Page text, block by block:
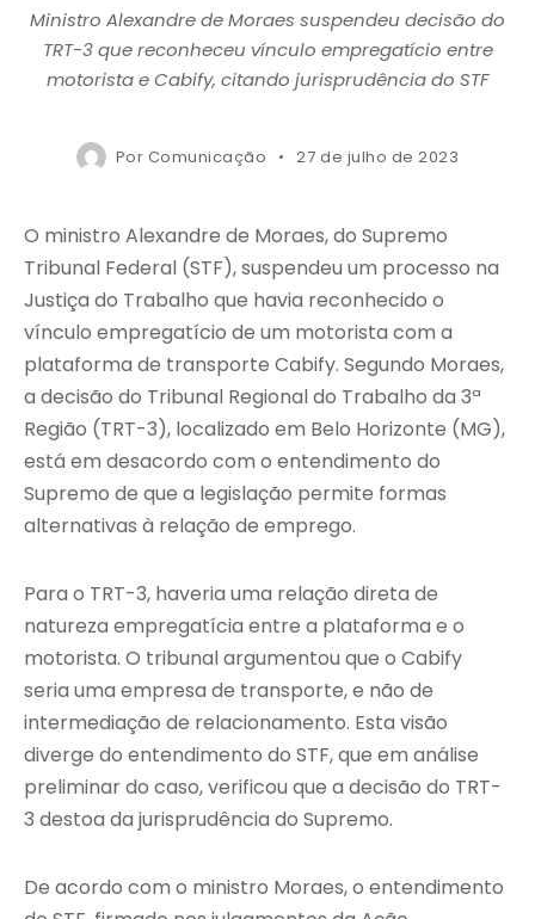
Ministro Alexandre de Moraes suspendeu decisão do
TRT-3 que reconheceu vínculo empregatício entre
motorista e Cabify, citando jurisprudência do STF
Por Comunicação 27 de julho de 2023
O ministro Alexandre de Moraes, do Supremo
Tribunal Federal (STF), suspendeu um processo na
Justiça do Trabalho que havia reconhecido o
vínculo empregatício de um motorista com a
plataforma de transporte Cabify. Segundo Moraes,
a decisão do Tribunal Regional do Trabalho da 3ª
Região (TRT-3), localizado em Belo Horizonte (MG),
está em desacordo com o entendimento do
Supremo de que a legislação permite formas
alternativas à relação de emprego.
Para o TRT-3, haveria uma relação direta de
natureza empregatícia entre a plataforma e o
motorista. O tribunal argumentou que o Cabify
seria uma empresa de transporte, e não de
intermediação de relacionamento. Esta visão
diverge do entendimento do STF, que em análise
preliminar do caso, verificou que a decisão do TRT-
3 destoa da jurisprudência do Supremo.
De acordo com o ministro Moraes, o entendimento